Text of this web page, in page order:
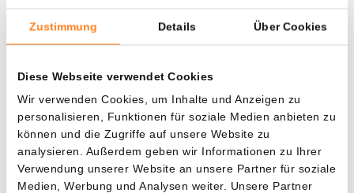
Zustimmung Details Über Cookies
Diese Webseite verwendet Cookies
Wir verwenden Cookies, um Inhalte und Anzeigen zu
personalisieren, Funktionen für soziale Medien anbieten zu
können und die Zugriffe auf unsere Website zu
analysieren. Außerdem geben wir Informationen zu Ihrer
Verwendung unserer Website an unsere Partner für soziale
Medien, Werbung und Analysen weiter. Unsere Partner
von Ripple. Ein solcher Schritt würde wahrscheinlich den
XRP-Tokens
Interessieren Sie sich für eine Investition in XRP oder eine
andere Kryptowährung? Newsbit hat ein spezielles
Angebot mit Bitvavo. Melden Sie sich über den
untenstehenden Button an und erhalten Sie 10 Euro gratis